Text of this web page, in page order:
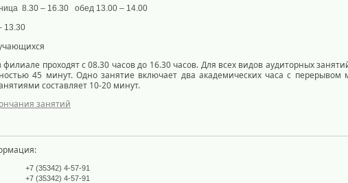
8.30 – 16.30 обед 13.00 – 14.00
проходят с 08.30 часов до 16.30 часов. Для всех видов аудиторных
45 минут. Одно занятие включает два академических часа с
составляет 10-20 минут.
занятий
+7 (35342) 4-57-91
+7 (35342) 4-57-91